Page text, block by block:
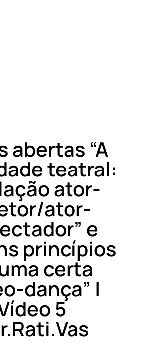
abertas “A
teatral:
ator-
ator-
e
princípios
certa
dança” |
5